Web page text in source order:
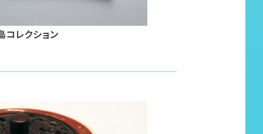
コレクション